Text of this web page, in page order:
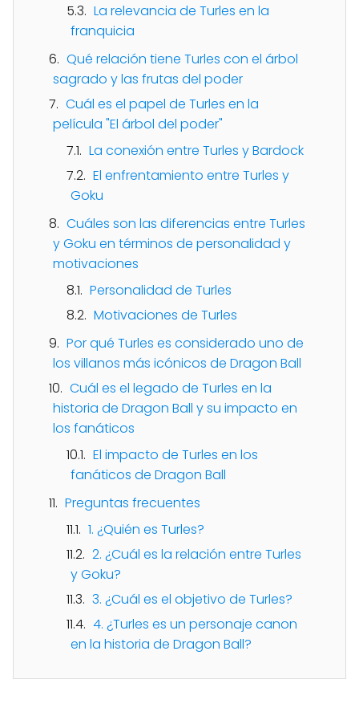
La relevancia de Turles en la
franquicia
Qué relación tiene Turles con el árbol
sagrado y las frutas del poder
Cuál es el papel de Turles en la
película "El árbol del poder"
La conexión entre Turles y Bardock
El enfrentamiento entre Turles y
Goku
Cuáles son las diferencias entre Turles
y Goku en términos de personalidad y
motivaciones
Personalidad de Turles
Motivaciones de Turles
Por qué Turles es considerado uno de
los villanos más icónicos de Dragon Ball
Cuál es el legado de Turles en la
historia de Dragon Ball y su impacto en
los fanáticos
El impacto de Turles en los
fanáticos de Dragon Ball
Preguntas frecuentes
1. ¿Quién es Turles?
2. ¿Cuál es la relación entre Turles
y Goku?
3. ¿Cuál es el objetivo de Turles?
4. ¿Turles es un personaje canon
en la historia de Dragon Ball?